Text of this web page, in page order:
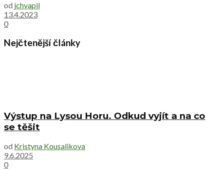
od jchvapil
13.4.2023
0
Nejčtenější články
Výstup na Lysou Horu. Odkud vyjít a na co
se těšit
od Kristyna Kousalikova
9.6.2025
0